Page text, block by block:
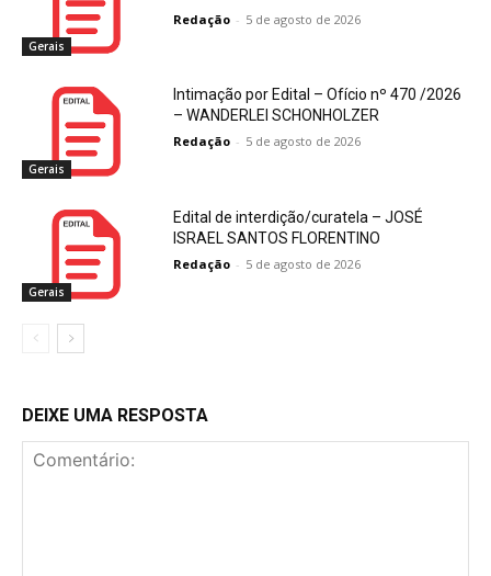
Gerais
Redação - 5 de agosto de 2026
Gerais
Intimação por Edital – Ofício nº 470 /2026
– WANDERLEI SCHONHOLZER
Redação - 5 de agosto de 2026
Gerais
Edital de interdição/curatela – JOSÉ
ISRAEL SANTOS FLORENTINO
Redação - 5 de agosto de 2026
DEIXE UMA RESPOSTA